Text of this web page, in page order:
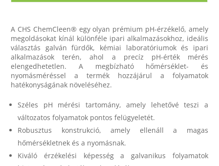
A CHS ChemCleen® egy olyan prémium pH-érzékelő, amely
megoldásokat kínál különféle ipari alkalmazásokhoz, ideális
választás galván fürdők, kémiai laboratóriumok és ipari
alkalmazások terén, ahol a precíz pH-érték mérés
elengedhetetlen. A megbízható hőmérséklet- és
nyomásméréssel a termék hozzájárul a folyamatok
hatékonyságának növeléséhez.
Széles pH mérési tartomány, amely lehetővé teszi a
változatos folyamatok pontos felügyeletét.
Robusztus konstrukció, amely ellenáll a magas
hőmérsékletnek és a nyomásnak.
Kiváló érzékelési képesség a galvanikus folyamatok